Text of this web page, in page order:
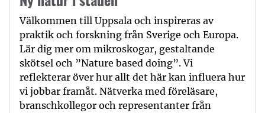
Välkommen till Uppsala och inspireras av
praktik och forskning från Sverige och Europa.
Lär dig mer om mikroskogar, gestaltande
skötsel och ”Nature based doing”. Vi
reflekterar över hur allt det här kan influera hur
vi jobbar framåt. Nätverka med föreläsare,
branschkollegor och representanter från